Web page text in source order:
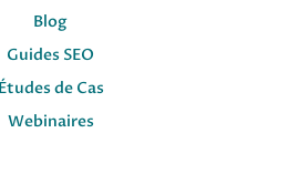
Blog
Guides SEO
Études de Cas
Webinaires